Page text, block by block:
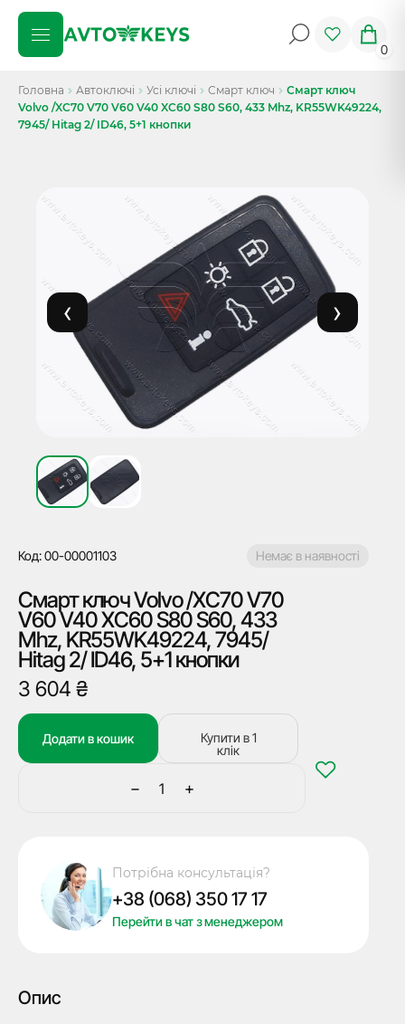
0
Головна Автоключі Усі ключі Смарт ключ
Смарт ключ
Volvo /XC70 V70 V60 V40 XC60 S80 S60, 433 Mhz, KR55WK49224,
7945/ Hitag 2/ ID46, 5+1 кнопки
Код: 00-00001103 Немає в наявності
Смарт ключ Volvo /XC70 V70
V60 V40 XC60 S80 S60, 433
Mhz, KR55WK49224, 7945/
Hitag 2/ ID46, 5+1 кнопки
3 604 ₴
−
Смарт
V70
V60
V40
+
Додати в кошик
Купити в 1
клік
Потрібна консультація?
+38 (068) 350 17 17
Перейти в чат з менеджером
Опис